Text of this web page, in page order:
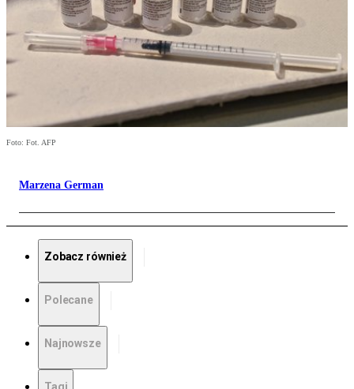
Foto: Fot. AFP
Marzena German
Zobacz również
Polecane
Najnowsze